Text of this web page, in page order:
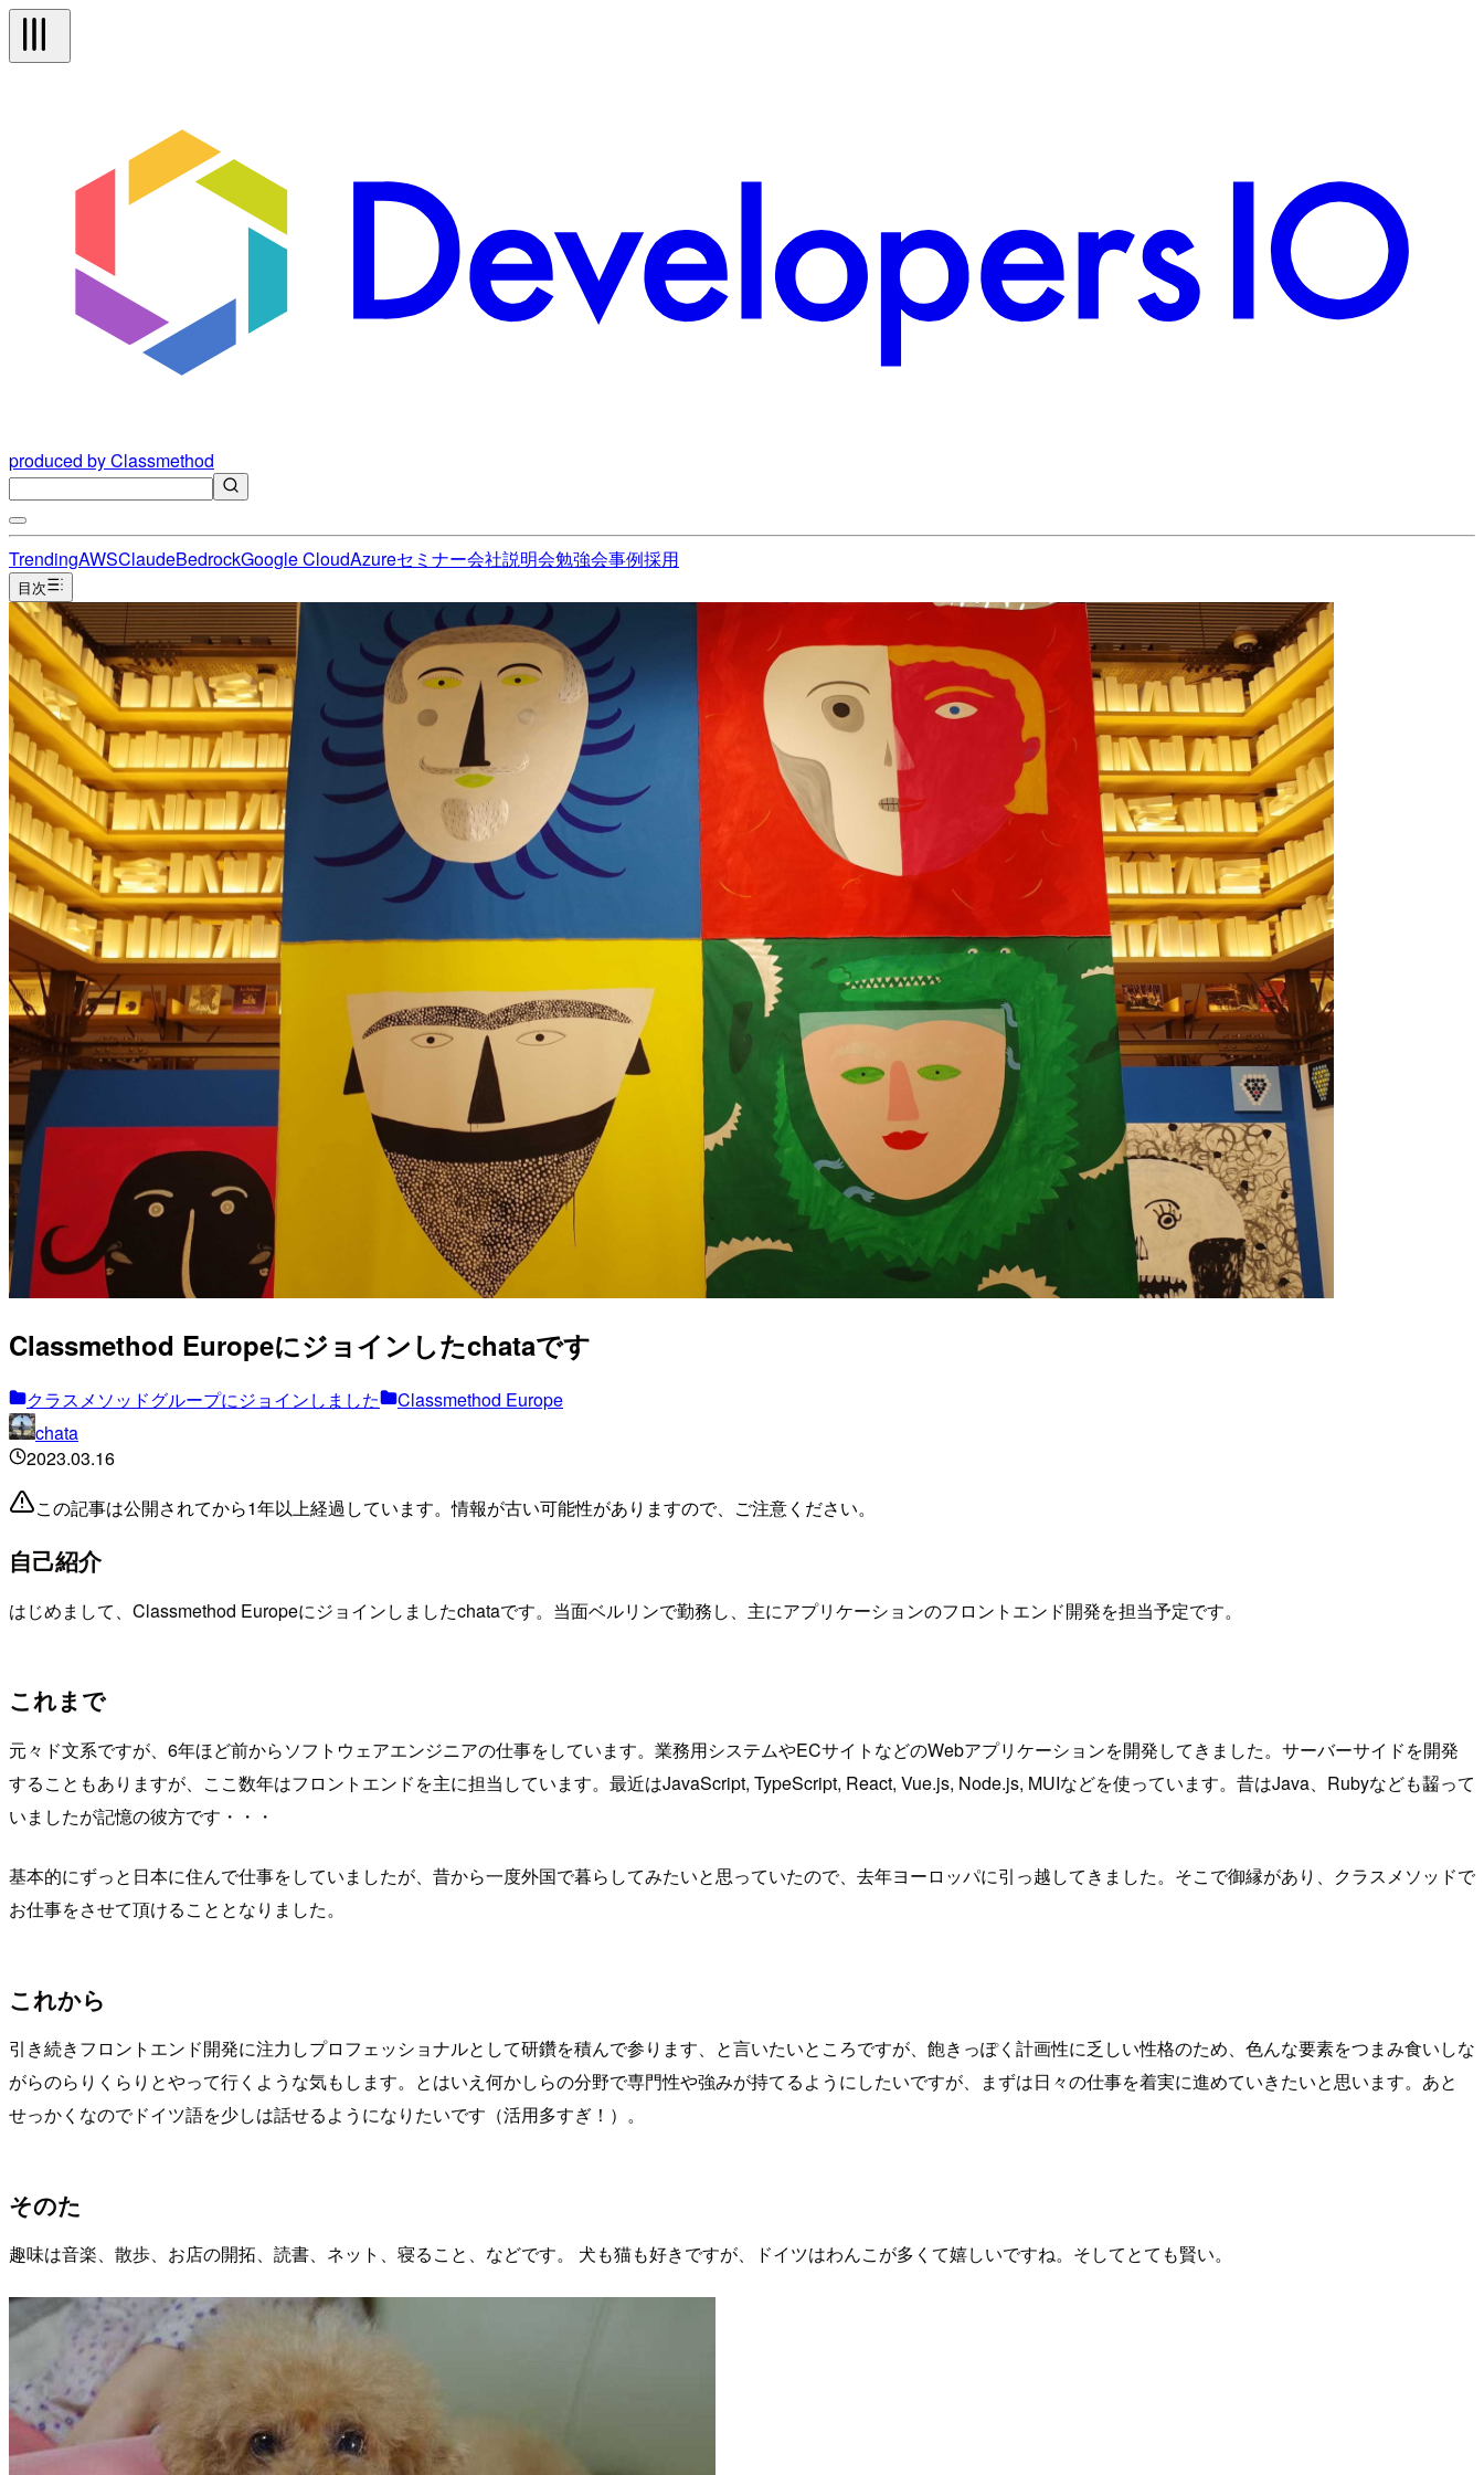
produced by Classmethod
TrendingAWSClaudeBedrockGoogle CloudAzureセミナー会社説明会勉強会事例採用
目次
Classmethod Europeにジョインしたchataです
クラスメソッドグループにジョインしました
Classmethod Europe
chata
2023.03.16
この記事は公開されてから1年以上経過しています。情報が古い可能性がありますので、ご注意ください。
自己紹介
はじめまして、Classmethod Europeにジョインしましたchataです。当面ベルリンで勤務し、主にアプリケーションのフロントエンド開発を担当予定です。
これまで
元々ド文系ですが、6年ほど前からソフトウェアエンジニアの仕事をしています。業務用システムやECサイトなどのWebアプリケーションを開発してきました。サーバーサイドを開発
することもありますが、ここ数年はフロントエンドを主に担当しています。最近はJavaScript, TypeScript, React, Vue.js, Node.js, MUIなどを使っています。昔はJava、Rubyなども齧って
いましたが記憶の彼方です・・・
基本的にずっと日本に住んで仕事をしていましたが、昔から一度外国で暮らしてみたいと思っていたので、去年ヨーロッパに引っ越してきました。そこで御縁があり、クラスメソッドで
お仕事をさせて頂けることとなりました。
これから
引き続きフロントエンド開発に注力しプロフェッショナルとして研鑽を積んで参ります、と言いたいところですが、飽きっぽく計画性に乏しい性格のため、色んな要素をつまみ食いしな
がらのらりくらりとやって行くような気もします。とはいえ何かしらの分野で専門性や強みが持てるようにしたいですが、まずは日々の仕事を着実に進めていきたいと思います。あと
せっかくなのでドイツ語を少しは話せるようになりたいです（活用多すぎ！）。
そのた
趣味は音楽、散歩、お店の開拓、読書、ネット、寝ること、などです。 犬も猫も好きですが、ドイツはわんこが多くて嬉しいですね。そしてとても賢い。